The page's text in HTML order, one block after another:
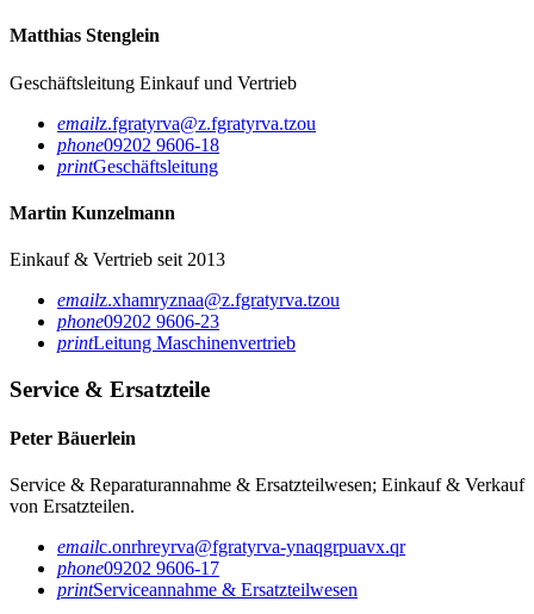
Matthias Stenglein
Geschäftsleitung Einkauf und Vertrieb
emailz.fgratyrva@z.fgratyrva.tzou
phone09202 9606-18
printGeschäftsleitung
Martin Kunzelmann
Einkauf & Vertrieb seit 2013
emailz.xhamryznaa@z.fgratyrva.tzou
phone09202 9606-23
printLeitung Maschinenvertrieb
Service & Ersatzteile
Peter Bäuerlein
Service & Reparaturannahme & Ersatzteilwesen; Einkauf & Verkauf
von Ersatzteilen.
emailc.onrhreyrva@fgratyrva-ynaqgrpuavx.qr
phone09202 9606-17
printServiceannahme & Ersatzteilwesen